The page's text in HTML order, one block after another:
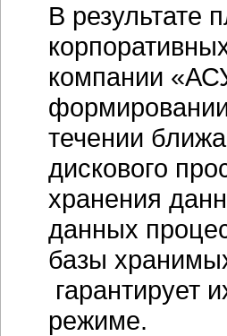
В результате
компании
течении
дискового
хранения
данных
базы
гарантирует
режиме.